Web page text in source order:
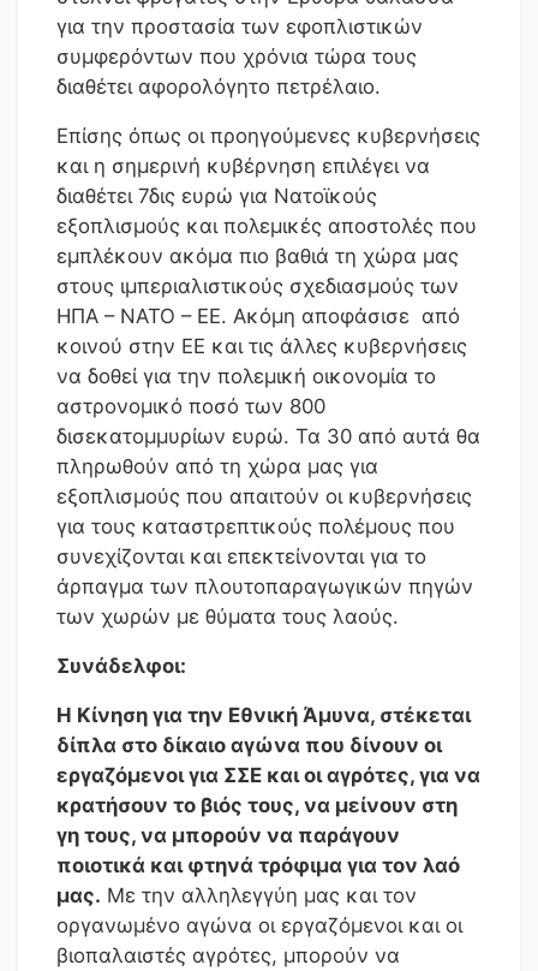
για την προστασία των εφοπλιστικών
συμφερόντων που χρόνια τώρα τους
διαθέτει αφορολόγητο πετρέλαιο.
Επίσης όπως οι προηγούμενες κυβερνήσεις
και η σημερινή κυβέρνηση επιλέγει να
διαθέτει 7δις ευρώ για Νατοϊκούς
εξοπλισμούς και πολεμικές αποστολές που
εμπλέκουν ακόμα πιο βαθιά τη χώρα μας
στους ιμπεριαλιστικούς σχεδιασμούς των
ΗΠΑ – ΝΑΤΟ – ΕΕ. Ακόμη αποφάσισε από
κοινού στην ΕΕ και τις άλλες κυβερνήσεις
να δοθεί για την πολεμική οικονομία το
αστρονομικό ποσό των 800
δισεκατομμυρίων ευρώ. Τα 30 από αυτά θα
πληρωθούν από τη χώρα μας για
εξοπλισμούς που απαιτούν οι κυβερνήσεις
για τους καταστρεπτικούς πολέμους που
συνεχίζονται και επεκτείνονται για το
άρπαγμα των πλουτοπαραγωγικών πηγών
των χωρών με θύματα τους λαούς.
Συνάδελφοι:
Η Κίνηση για την Εθνική Άμυνα, στέκεται
δίπλα στο δίκαιο αγώνα που δίνουν οι
εργαζόμενοι για ΣΣΕ και οι αγρότες, για να
κρατήσουν το βιός τους, να μείνουν στη
γη τους, να μπορούν να παράγουν
ποιοτικά και φτηνά τρόφιμα για τον λαό
μας. Με την αλληλεγγύη μας και τον
οργανωμένο αγώνα οι εργαζόμενοι και οι
βιοπαλαιστές αγρότες, μπορούν να